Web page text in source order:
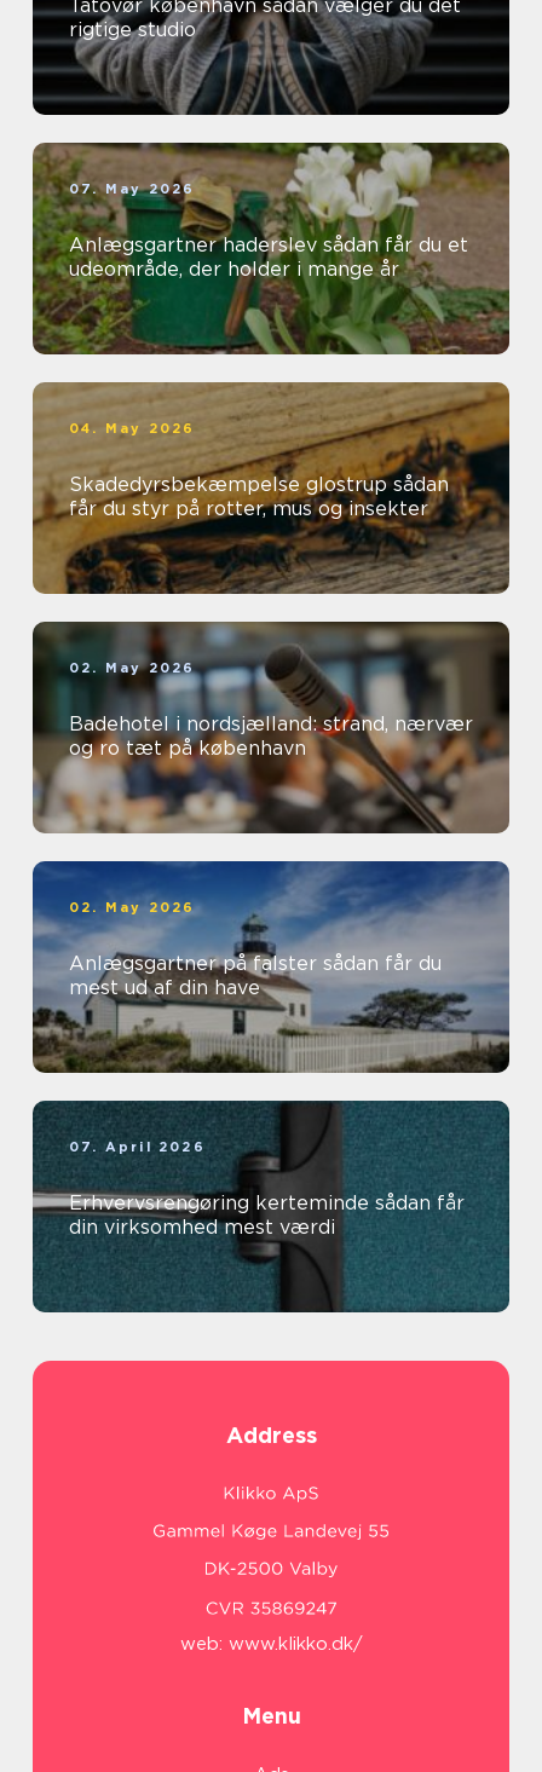
Tatovør københavn sådan vælger du det
rigtige studio
07. May 2026
Anlægsgartner haderslev sådan får du et
udeområde, der holder i mange år
04. May 2026
Skadedyrsbekæmpelse glostrup sådan
får du styr på rotter, mus og insekter
02. May 2026
Badehotel i nordsjælland: strand, nærvær
og ro tæt på københavn
02. May 2026
Anlægsgartner på falster sådan får du
mest ud af din have
07. April 2026
Erhvervsrengøring kerteminde sådan får
din virksomhed mest værdi
Address
web: www.klikko.dk/
Menu